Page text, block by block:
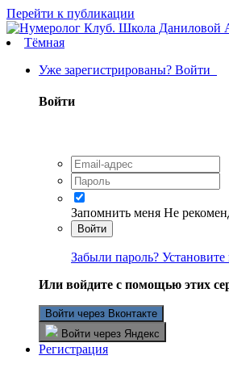
Перейти к публикации
Тёмная
Уже зарегистрированы? Войти
Войти
Запомнить меня Не
Войти
Забыли пароль?
Или войдите с помощью этих
Войти через Вконтакте
Войти через Яндекс
Регистрация